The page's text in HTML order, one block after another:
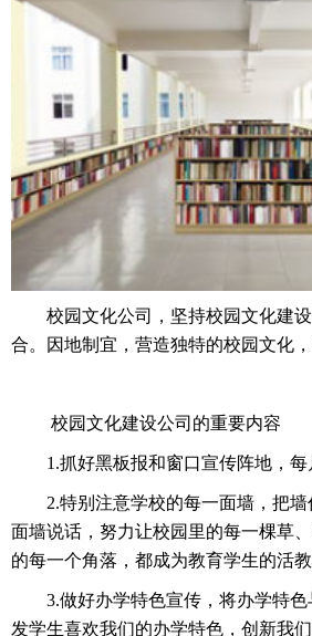
校园文化公司，坚持校园文化建设
合。因地制宜，营造独特的校园文化，
校园文化建设公司的重要内容
1.抓好黑板报和窗口宣传阵地，每
2.特别注意学校的每一面墙，把墙
面墙说话，努力让校园里的每一棵草
的每一个角落，都成为教育学生的活教
3.做好办学特色宣传，将办学特色
发学生喜欢我们的办学特色，创新我们